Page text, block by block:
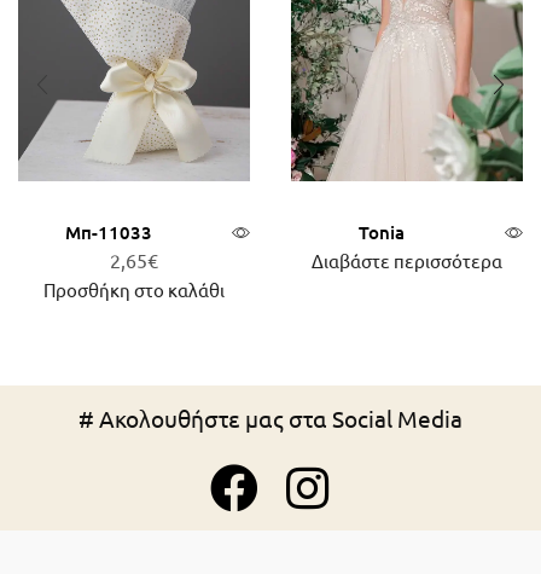
Μπ-11033
2,65€
Προσθήκη στο καλάθι
Tonia
Διαβάστε περισσότερα
# Ακολουθήστε μας στα Social Media